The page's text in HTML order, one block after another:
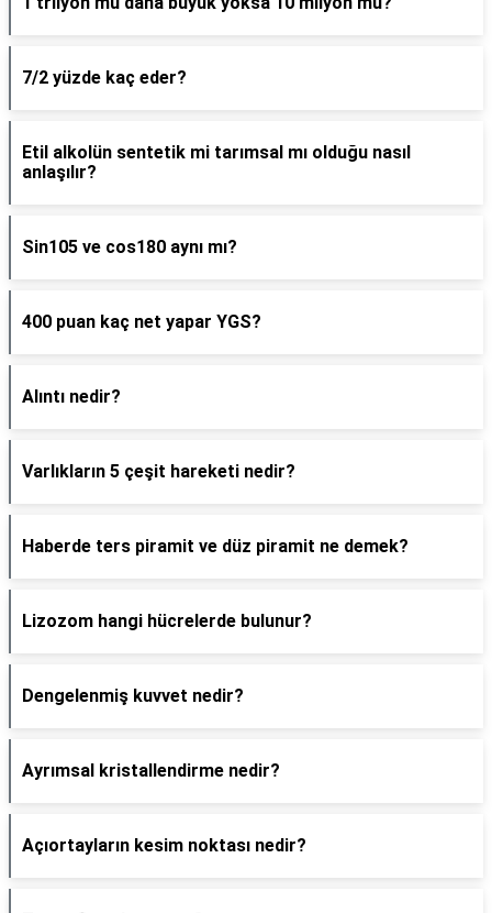
7/2 yüzde kaç eder?
Etil alkolün sentetik mi tarımsal mı olduğu nasıl
anlaşılır?
Sin105 ve cos180 aynı mı?
400 puan kaç net yapar YGS?
Alıntı nedir?
Varlıkların 5 çeşit hareketi nedir?
Haberde ters piramit ve düz piramit ne demek?
Lizozom hangi hücrelerde bulunur?
Dengelenmiş kuvvet nedir?
Ayrımsal kristallendirme nedir?
Açıortayların kesim noktası nedir?